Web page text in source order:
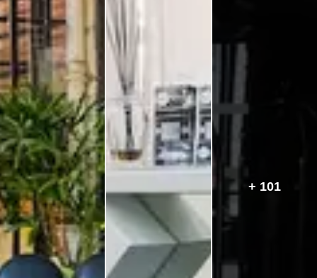
+ 101